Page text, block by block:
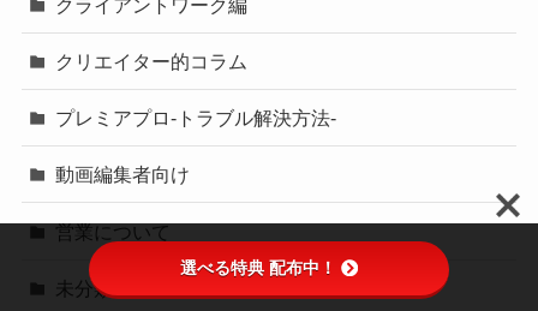
クライアントワーク編
クリエイター的コラム
プレミアプロ-トラブル解決方法-
動画編集者向け
営業について
未分類
選べる特典 配布中！